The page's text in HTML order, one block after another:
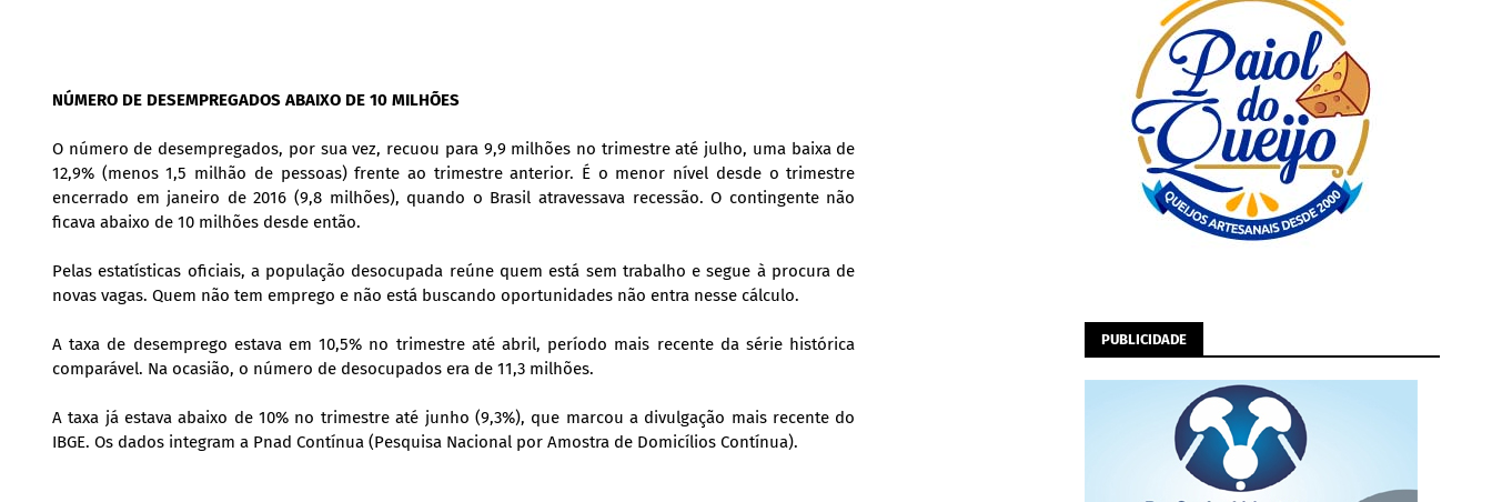
NÚMERO DE DESEMPREGADOS ABAIXO DE 10 MILHÕES
O número de desempregados, por sua vez, recuou para 9,9 milhões no trimestre até julho, uma baixa de
12,9% (menos 1,5 milhão de pessoas) frente ao trimestre anterior. É o menor nível desde o trimestre
encerrado em janeiro de 2016 (9,8 milhões), quando o Brasil atravessava recessão. O contingente não
ficava abaixo de 10 milhões desde então.
Pelas estatísticas oficiais, a população desocupada reúne quem está sem trabalho e segue à procura de
novas vagas. Quem não tem emprego e não está buscando oportunidades não entra nesse cálculo.
A taxa de desemprego estava em 10,5% no trimestre até abril, período mais recente da série histórica
comparável. Na ocasião, o número de desocupados era de 11,3 milhões.
A taxa já estava abaixo de 10% no trimestre até junho (9,3%), que marcou a divulgação mais recente do
IBGE. Os dados integram a Pnad Contínua (Pesquisa Nacional por Amostra de Domicílios Contínua).
PUBLICIDADE